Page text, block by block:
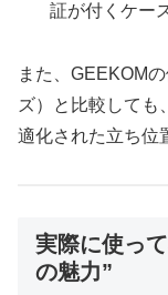
証が付くケー
また、GEEKOM
ズ）と比較しても
適化された立ち位
実際に使っ
の魅力”